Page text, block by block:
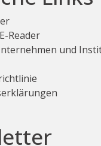
Reader
und